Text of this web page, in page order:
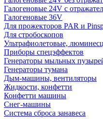
Галогеновые 24V с
Галогеновые 36V
Для прожекторов PAR и
Для стробоскопов
Ультрафиолетовые,
Приборы спецэффектов
Генераторы мыльных
Генераторы тумана
Дым-машины, вентиляторы
Жидкости, конфетти
Конфетти машины
Снег-машины
Система сброса занавеса